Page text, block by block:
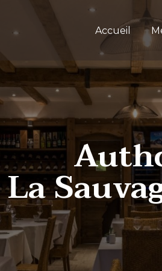
Accueil
La